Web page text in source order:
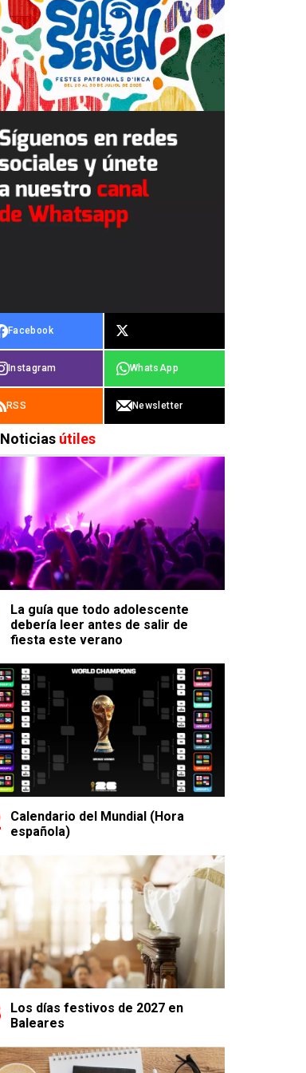
Facebook
Instagram WhatsApp
RSS Newsletter
Noticias útiles
La guía que todo adolescente
debería leer antes de salir de
fiesta este verano
Calendario del Mundial (Hora
española)
Los días festivos de 2027 en
Baleares